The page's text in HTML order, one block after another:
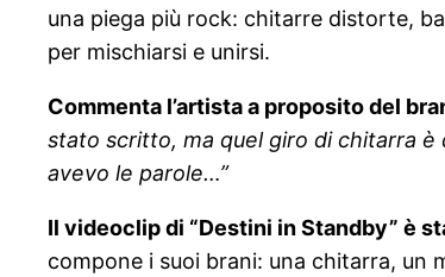
una piega più rock: chitarre distorte,
per mischiarsi e unirsi.
Commenta l’artista a proposito del
stato scritto, ma quel giro di chitarra è
avevo le parole…”
Il videoclip di “Destini in Standby” è
compone i suoi brani: una chitarra, un